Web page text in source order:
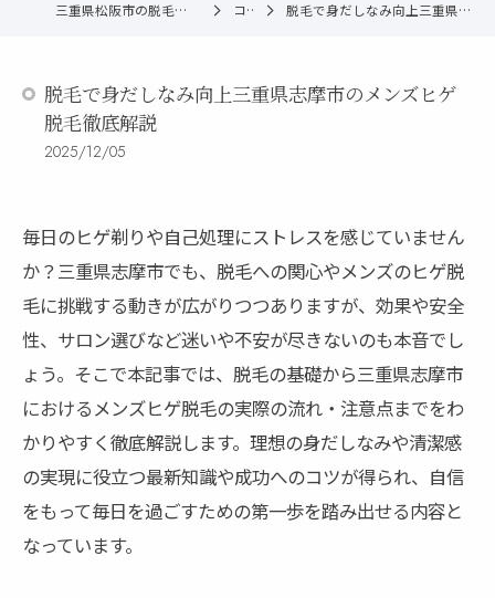
三重県松阪市の脱毛ならメンズ脱毛ZERO松阪店 コラム 脱毛で身だしなみ向上三重県志摩市のメンズヒゲ脱毛徹底解説
脱毛で身だしなみ向上三重県志摩市のメンズヒゲ
脱毛徹底解説
2025/12/05
毎日のヒゲ剃りや自己処理にストレスを感じていません
か？三重県志摩市でも、脱毛への関心やメンズのヒゲ脱
毛に挑戦する動きが広がりつつありますが、効果や安全
性、サロン選びなど迷いや不安が尽きないのも本音でし
ょう。そこで本記事では、脱毛の基礎から三重県志摩市
におけるメンズヒゲ脱毛の実際の流れ・注意点までをわ
かりやすく徹底解説します。理想の身だしなみや清潔感
の実現に役立つ最新知識や成功へのコツが得られ、自信
をもって毎日を過ごすための第一歩を踏み出せる内容と
なっています。